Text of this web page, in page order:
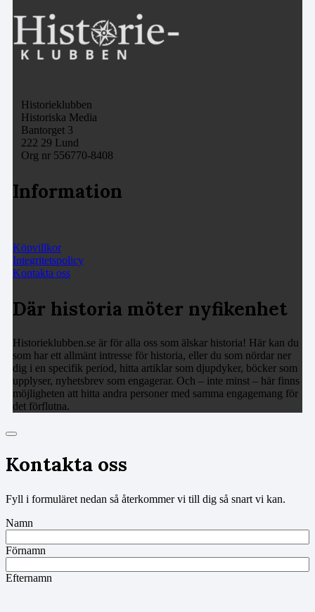
Historieklubben
Historiska Media
Bantorget 3
222 29 Lund
Org nr 556770-8408
Information
Köpvillkor
Integritetspolicy
Kontakta oss
Där historia möter nyfikenhet
Historieklubben.se är för alla oss som älskar historia! Här kan du
som har ett allmänt intresse för historia, eller du som nördar ner
dig i en specifik period, hitta artiklar som djupdyker, böcker som
upplyser, nyhetsbrev som engagerar. Och – inte minst – här finns
möjligheten att hitta andra personer med samma engagemang för
det förflutna.
Kontakta oss
Fyll i formuläret nedan så återkommer vi till dig så snart vi kan.
Namn
Förnamn
Efternamn